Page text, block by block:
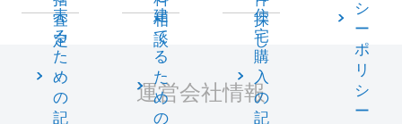
査
定
売
る
た
め
の
記
相
談
建
て
る
た
め
の
探
し
住
宅
購
入
の
記
シ
ー
ポ
リ
シ
ー
運営会社情報